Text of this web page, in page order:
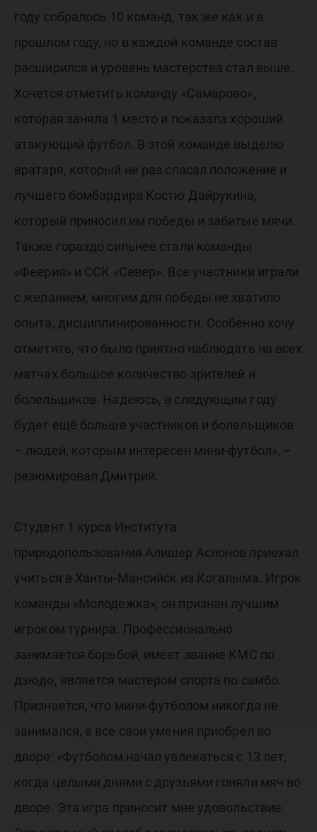
году собралось 10 команд, так же как и в
прошлом году, но в каждой команде состав
расширился и уровень мастерства стал выше.
Хочется отметить команду «Самарово»,
которая заняла 1 место и показала хороший
атакующий футбол. В этой команде выделю
вратаря, который не раз спасал положение и
лучшего бомбардира Костю Дайрукина,
который приносил им победы и забитые мячи.
Также гораздо сильнее стали команды
«Феерия» и ССК «Север». Все участники играли
с желанием, многим для победы не хватило
опыта, дисциплинированности. Особенно хочу
отметить, что было приятно наблюдать на всех
матчах большое количество зрителей и
болельщиков. Надеюсь, в следующим году
будет ещё больше участников и болельщиков
– людей, которым интересен мини-футбол», –
резюмировал Дмитрий.
Студент 1 курса Института
природопользования Алишер Аслонов приехал
учиться в Ханты-Мансийск из Когалыма. Игрок
команды «Молодежка», он признан лучшим
игроком турнира. Профессионально
занимается борьбой, имеет звание КМС по
дзюдо, является мастером спорта по самбо.
Признается, что мини-футболом никогда не
занимался, а все свои умения приобрел во
дворе: «Футболом начал увлекаться с 13 лет,
когда целыми днями с друзьями гоняли мяч во
дворе. Эта игра приносит мне удовольствие.